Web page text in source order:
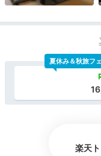
夏休み＆秋旅フ
楽天